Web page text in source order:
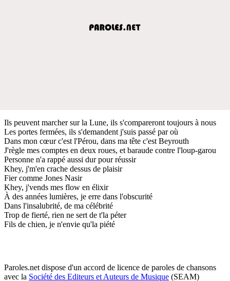
Ils peuvent marcher sur la Lune, ils s'compareront toujours à nous
Les portes fermées, ils s'demandent j'suis passé par où
Dans mon cœur c'est l'Pérou, dans ma tête c'est Beyrouth
J'règle mes comptes en deux roues, et baraude contre l'loup-garou
Personne n'a rappé aussi dur pour réussir
Khey, j'm'en crache dessus de plaisir
Fier comme Jones Nasir
Khey, j'vends mes flow en élixir
À des années lumières, je erre dans l'obscurité
Dans l'insalubrité, de ma célébrité
Trop de fierté, rien ne sert de t'la péter
Fils de chien, je n'envie qu'la piété
Paroles.net dispose d'un accord de licence de paroles de chansons
avec la Société des Editeurs et Auteurs de Musique (SEAM)